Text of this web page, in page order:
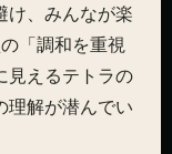
け、みんなが楽
「調和を重視
見えるテトラの
理解が潜んでい